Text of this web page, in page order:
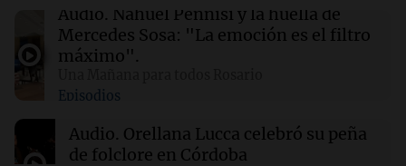
01:49 Mundo
El Pentágono solicita a la industria de defensa
un aumento en la producción de armas
01:31 Ciencia
Reducir alimentos dulces no disminuye
antojos ni mejora la salud, según estudio
Audio. Nahuel Pennisi y la huella de
Mercedes Sosa: "La emoción es el filtro
máximo".
Episodios
Audio. Orellana Lucca celebró su peña
de folclore en Córdoba